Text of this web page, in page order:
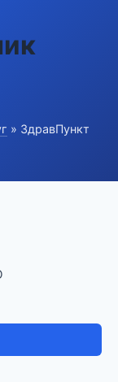
» ЗдравПункт